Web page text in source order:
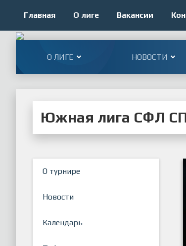
Главная О лиге Вакансии
О ЛИГЕ НОВОСТИ
Южная лига СФЛ
О турнире
Новости
Календарь